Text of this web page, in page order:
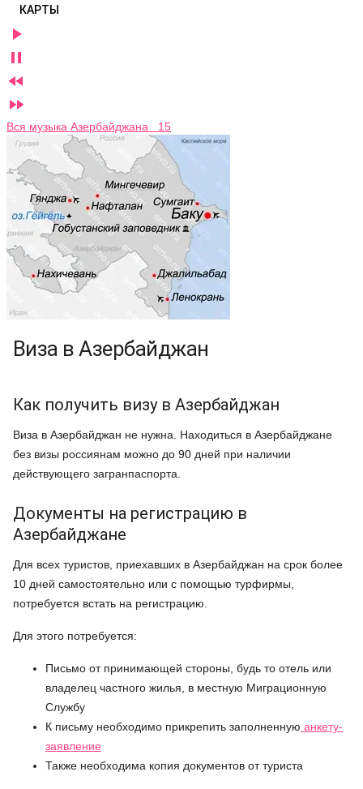
КАРТЫ




Вся музыка Азербайджана 15
Виза в Азербайджан
Как получить визу в Азербайджан
Виза в Азербайджан не нужна. Находиться в Азербайджане
без визы россиянам можно до 90 дней при наличии
действующего загранпаспорта.
Документы на регистрацию в
Азербайджане
Для всех туристов, приехавших в Азербайджан на срок более
10 дней самостоятельно или с помощью турфирмы,
потребуется встать на регистрацию.
Для этого потребуется:
Письмо от принимающей стороны, будь то отель или
владелец частного жилья, в местную Миграционную
Службу
К письму необходимо прикрепить заполненную анкету-
заявление
Также необходима копия документов от туриста